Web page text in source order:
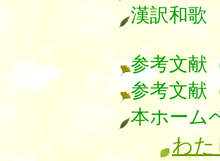
漢訳和歌
参考文献
参考文献
本ホーム
わ